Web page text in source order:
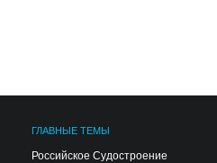
ГЛАВНЫЕ ТЕМЫ
Российское Судостроение